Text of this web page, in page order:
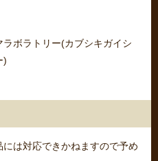
ボラトリー(カブシキガイシ
)
には対応できかねますので予め